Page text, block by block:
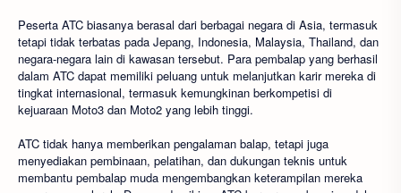
Peserta ATC biasanya berasal dari berbagai negara di Asia, termasuk
tetapi tidak terbatas pada Jepang, Indonesia, Malaysia, Thailand, dan
negara-negara lain di kawasan tersebut. Para pembalap yang berhasil
dalam ATC dapat memiliki peluang untuk melanjutkan karir mereka di
tingkat internasional, termasuk kemungkinan berkompetisi di
kejuaraan Moto3 dan Moto2 yang lebih tinggi.
ATC tidak hanya memberikan pengalaman balap, tetapi juga
menyediakan pembinaan, pelatihan, dan dukungan teknis untuk
membantu pembalap muda mengembangkan keterampilan mereka